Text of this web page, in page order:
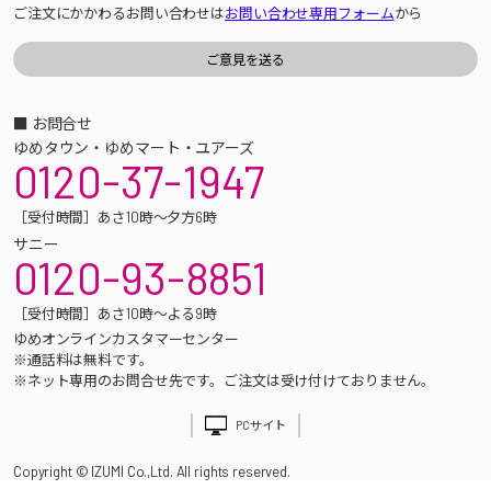
ご注文にかかわるお問い合わせはお問い合わせ専用フォームから
■ お問合せ
ゆめタウン・ゆめマート・ユアーズ
0120-37-1947
［受付時間］あさ10時～夕方6時
サニー
0120-93-8851
［受付時間］あさ10時～よる9時
ゆめオンラインカスタマーセンター
※通話料は無料です。
※ネット専用のお問合せ先です。ご注文は受け付けておりません。
PCサイト
Copyright © IZUMI Co.,Ltd. All rights reserved.